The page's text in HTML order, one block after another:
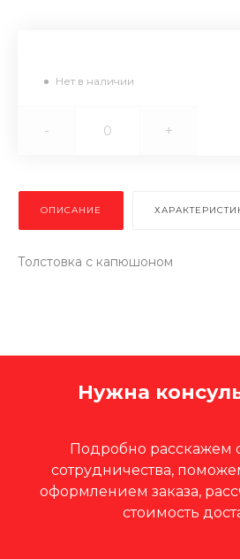
Нет в наличии
- +
ОПИСАНИЕ
Толстовка с капюшоном
Нужна
Подробно расскажем
сотрудничества,
оформлением заказа,
стоимость